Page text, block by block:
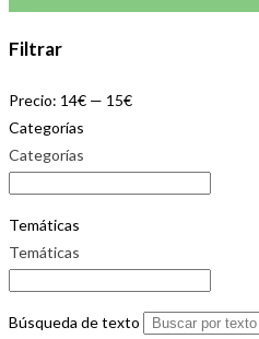
Filtrar
Precio: 14€ — 15€
Categorías
Categorías
Temáticas
Temáticas
Búsqueda de texto